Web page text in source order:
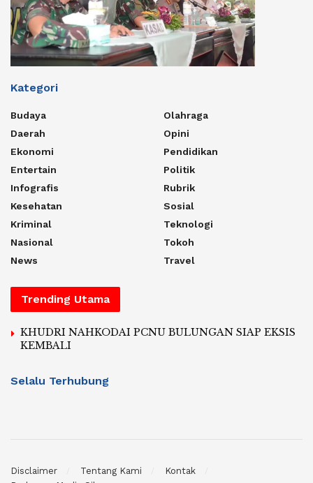
Kategori
Budaya
Daerah
Ekonomi
Entertain
Infografis
Kesehatan
Kriminal
Nasional
News
Olahraga
Opini
Pendidikan
Politik
Rubrik
Sosial
Teknologi
Tokoh
Travel
Trending Utama
KHUDRI NAHKODAI PCNU BULUNGAN SIAP EKSIS
KEMBALI
Selalu Terhubung
Disclaimer Tentang Kami
Kontak